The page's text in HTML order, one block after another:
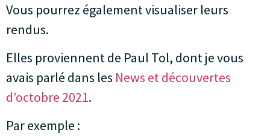
Vous pourrez également visualiser leurs
rendus.
Elles proviennent de Paul Tol, dont je vous
avais parlé dans les News et découvertes
d’octobre 2021.
Par exemple :